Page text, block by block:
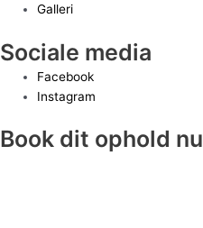
Galleri
Sociale media
Facebook
Instagram
Book dit ophold nu